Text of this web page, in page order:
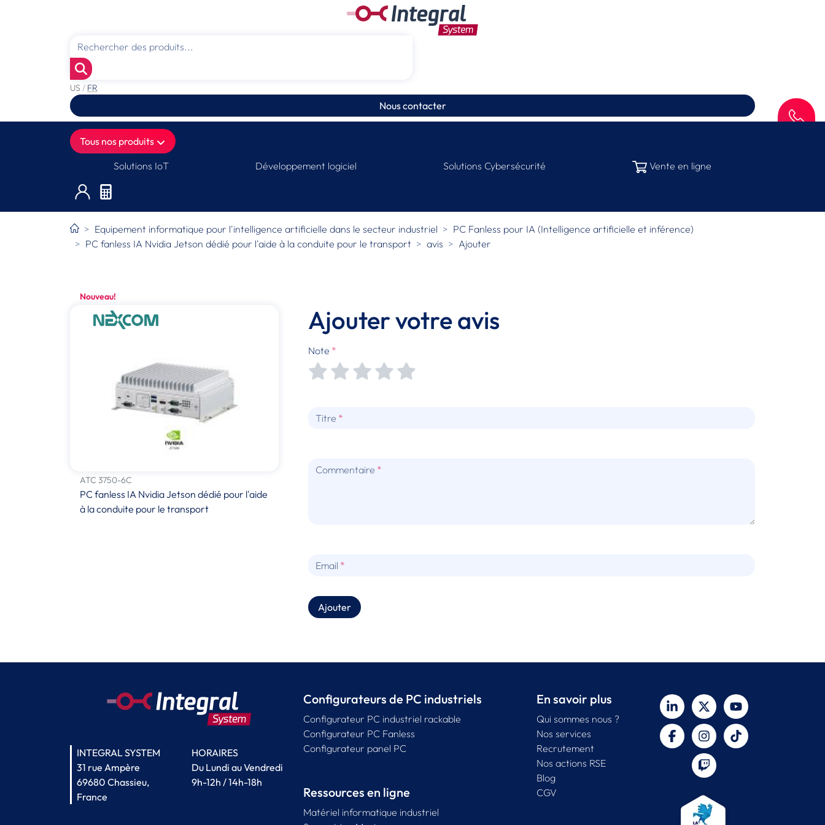
US / FR
Nous contacter
Tous nos produits
Solutions IoT Développement logiciel Solutions Cybersécurité Vente en ligne
Equipement informatique pour l'intelligence artificielle dans le secteur industriel
PC Fanless pour IA (Intelligence artificielle et inférence)
PC fanless IA Nvidia Jetson dédié pour l'aide à la conduite pour le transport
avis Ajouter
Nouveau!
ATC 3750-6C
PC fanless IA Nvidia Jetson dédié pour l'aide
à la conduite pour le transport
Ajouter votre avis
Note
Titre
Commentaire
Email
Ajouter
INTEGRAL SYSTEM
31 rue Ampère
69680 Chassieu,
France
HORAIRES
Du Lundi au Vendredi
9h-12h / 14h-18h
Configurateurs de PC industriels
Configurateur PC industriel rackable
Configurateur PC Fanless
Configurateur panel PC
Ressources en ligne
Matériel informatique industriel
En savoir plus
Qui sommes nous ?
Nos services
Recrutement
Nos actions RSE
Blog
CGV